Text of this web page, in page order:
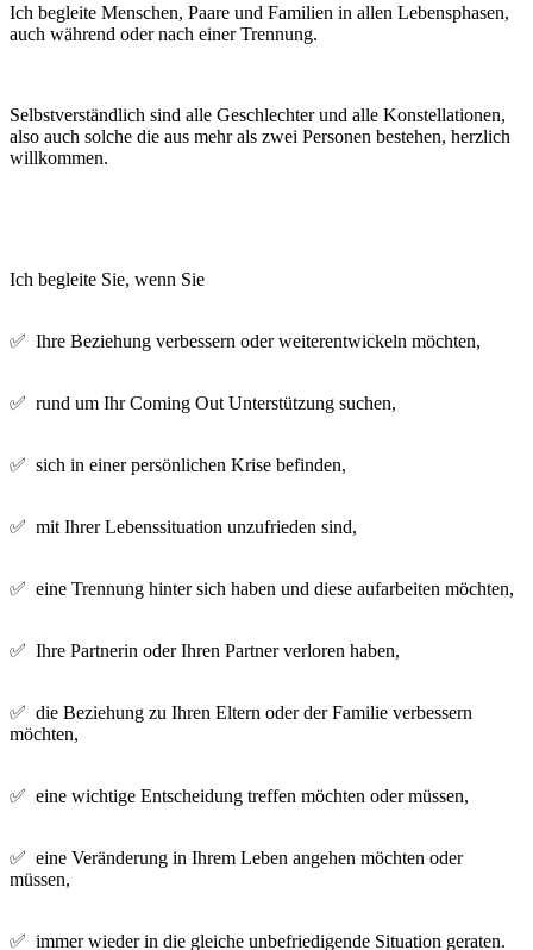
Ich begleite Menschen, Paare und Familien in allen Lebensphasen,
auch während oder nach einer Trennung.
Selbstverständlich sind alle Geschlechter und alle Konstellationen,
also auch solche die aus mehr als zwei Personen bestehen, herzlich
willkommen.
Ich begleite Sie, wenn Sie
✅ Ihre Beziehung verbessern oder weiterentwickeln möchten,
✅ rund um Ihr Coming Out Unterstützung suchen,
✅ sich in einer persönlichen Krise befinden,
✅ mit Ihrer Lebenssituation unzufrieden sind,
✅ eine Trennung hinter sich haben und diese aufarbeiten möchten,
✅ Ihre Partnerin oder Ihren Partner verloren haben,
✅ die Beziehung zu Ihren Eltern oder der Familie verbessern
möchten,
✅ eine wichtige Entscheidung treffen möchten oder müssen,
✅ eine Veränderung in Ihrem Leben angehen möchten oder
müssen,
✅ immer wieder in die gleiche unbefriedigende Situation geraten.